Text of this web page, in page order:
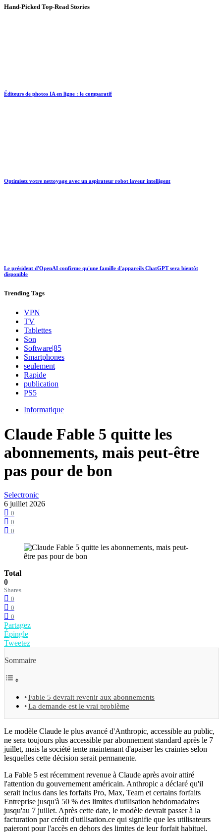
Hand-Picked Top-Read Stories
Éditeurs de photos IA en ligne : le comparatif
Optimisez votre nettoyage avec un aspirateur robot laveur intelligent
Le président d'OpenAI confirme qu'une famille d'appareils ChatGPT sera bientôt
disponible
Trending Tags
VPN
TV
Tablettes
Son
Software|85
Smartphones
seulement
Rapide
publication
PS5
Informatique
Claude Fable 5 quitte les
abonnements, mais peut-être
pas pour de bon
Selectronic
6 juillet 2026
0
0
0
Total
0
Shares
0
0
0
Partagez
Épingle
Tweetez
Sommaire
Fable 5 devrait revenir aux abonnements
La demande est le vrai problème
Le modèle Claude le plus avancé d'Anthropic, accessible au public,
ne sera toujours plus accessible par abonnement standard après le 7
juillet, mais la société tente maintenant d'apaiser les craintes selon
lesquelles cette décision serait permanente.
La Fable 5 est récemment revenue à Claude après avoir attiré
l'attention du gouvernement américain. Anthropic a déclaré qu'il
serait inclus dans les forfaits Pro, Max, Team et certains forfaits
Entreprise jusqu'à 50 % des limites d'utilisation hebdomadaires
jusqu'au 7 juillet. Après cette date, le modèle devrait passer à la
facturation par crédit d'utilisation.ce qui signifie que les utilisateurs
paieront pour l'accès en dehors des limites de leur forfait habituel.